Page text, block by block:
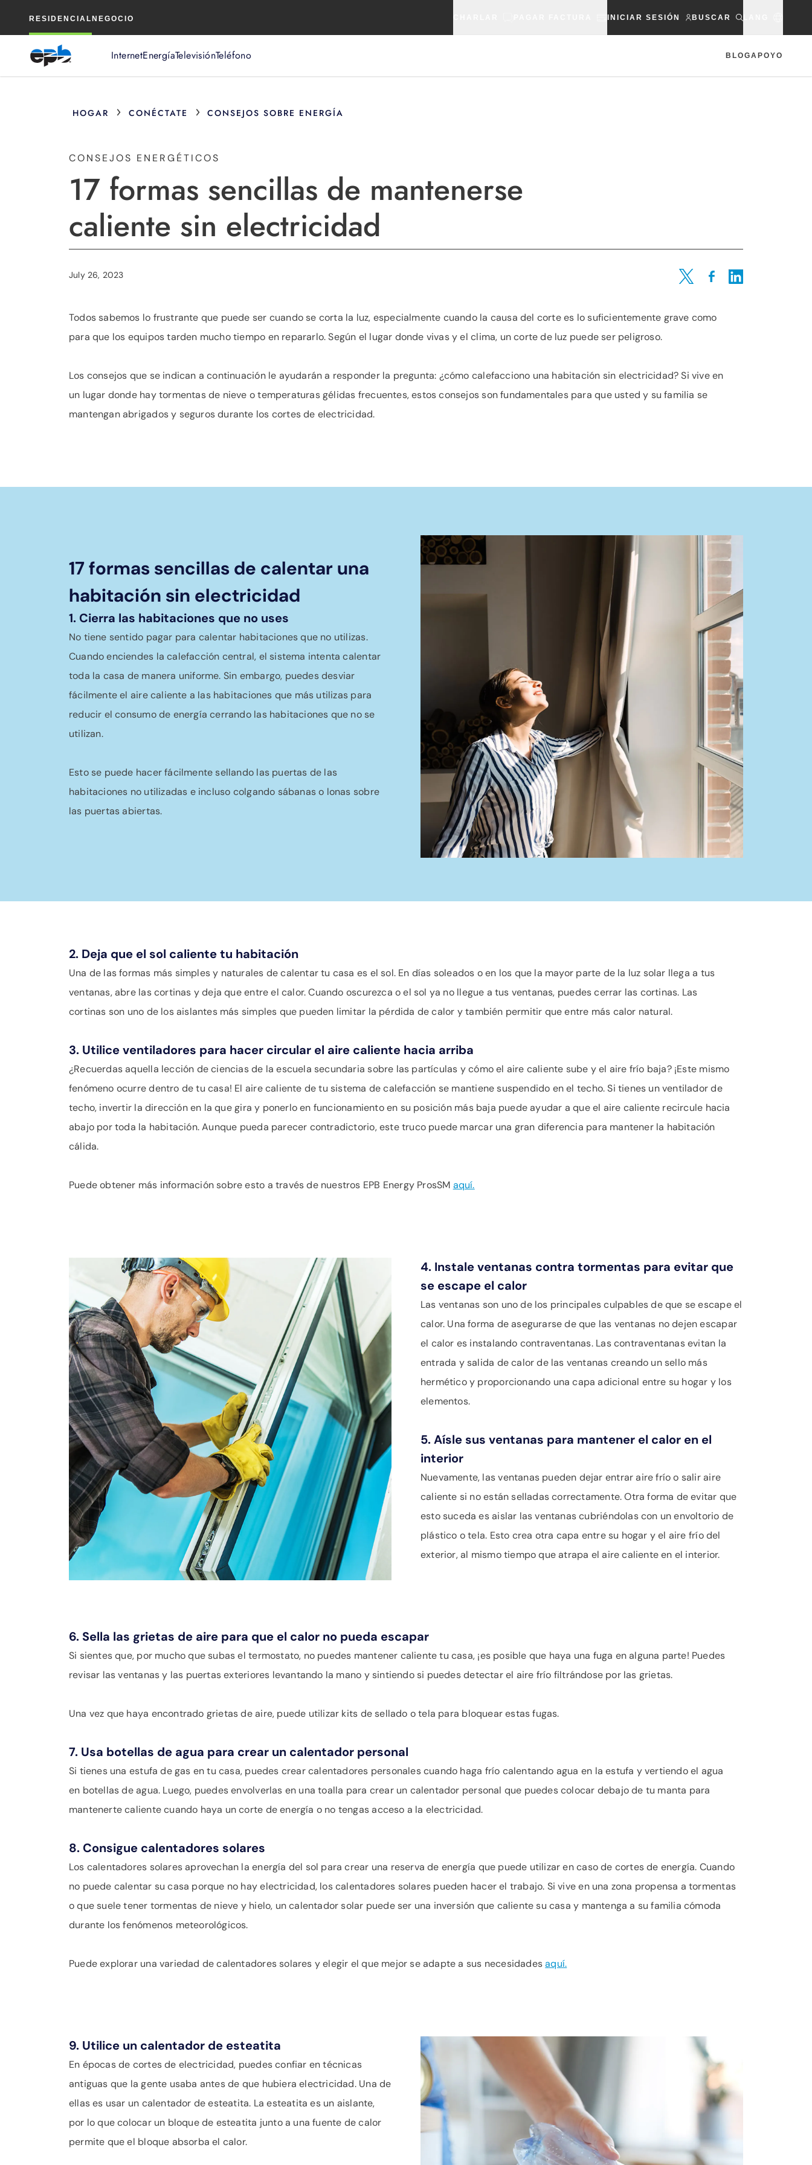
RESIDENCIAL NEGOCIO INICIAR SESIÓN BUSCAR
InternetEnergíaTelevisiónTeléfono BLOGAPOYO
principal
HOGAR › CONÉCTATE › CONSEJOS SOBRE ENERGÍA
CONSEJOS ENERGÉTICOS
17 formas sencillas de mantenerse
caliente sin electricidad
July 26, 2023 Share on Twitter
Share on Facebook
Share on LinkedIn
Todos sabemos lo frustrante que puede ser cuando se corta la luz, especialmente cuando la causa del corte es lo suficientemente grave como
para que los equipos tarden mucho tiempo en repararlo. Según el lugar donde vivas y el clima, un corte de luz puede ser peligroso.
Los consejos que se indican a continuación le ayudarán a responder la pregunta: ¿cómo calefacciono una habitación sin electricidad? Si vive en
un lugar donde hay tormentas de nieve o temperaturas gélidas frecuentes, estos consejos son fundamentales para que usted y su familia se
mantengan abrigados y seguros durante los cortes de electricidad.
17 formas sencillas de calentar una
habitación sin electricidad
1. Cierra las habitaciones que no uses
No tiene sentido pagar para calentar habitaciones que no utilizas.
Cuando enciendes la calefacción central, el sistema intenta calentar
toda la casa de manera uniforme. Sin embargo, puedes desviar
fácilmente el aire caliente a las habitaciones que más utilizas para
reducir el consumo de energía cerrando las habitaciones que no se
utilizan.
Esto se puede hacer fácilmente sellando las puertas de las
habitaciones no utilizadas e incluso colgando sábanas o lonas sobre
las puertas abiertas.
2. Deja que el sol caliente tu habitación
Una de las formas más simples y naturales de calentar tu casa es el sol. En días soleados o en los que la mayor parte de la luz solar llega a tus
ventanas, abre las cortinas y deja que entre el calor. Cuando oscurezca o el sol ya no llegue a tus ventanas, puedes cerrar las cortinas. Las
cortinas son uno de los aislantes más simples que pueden limitar la pérdida de calor y también permitir que entre más calor natural.
3. Utilice ventiladores para hacer circular el aire caliente hacia arriba
¿Recuerdas aquella lección de ciencias de la escuela secundaria sobre las partículas y cómo el aire caliente sube y el aire frío baja? ¡Este mismo
fenómeno ocurre dentro de tu casa! El aire caliente de tu sistema de calefacción se mantiene suspendido en el techo. Si tienes un ventilador de
techo, invertir la dirección en la que gira y ponerlo en funcionamiento en su posición más baja puede ayudar a que el aire caliente recircule hacia
abajo por toda la habitación. Aunque pueda parecer contradictorio, este truco puede marcar una gran diferencia para mantener la habitación
cálida.
Puede obtener más información sobre esto a través de nuestros EPB Energy ProsSM aquí.
4. Instale ventanas contra tormentas para evitar que
se escape el calor
Las ventanas son uno de los principales culpables de que se escape el
calor. Una forma de asegurarse de que las ventanas no dejen escapar
el calor es instalando contraventanas. Las contraventanas evitan la
entrada y salida de calor de las ventanas creando un sello más
hermético y proporcionando una capa adicional entre su hogar y los
elementos.
5. Aísle sus ventanas para mantener el calor en el
interior
Nuevamente, las ventanas pueden dejar entrar aire frío o salir aire
caliente si no están selladas correctamente. Otra forma de evitar que
esto suceda es aislar las ventanas cubriéndolas con un envoltorio de
plástico o tela. Esto crea otra capa entre su hogar y el aire frío del
exterior, al mismo tiempo que atrapa el aire caliente en el interior.
6. Sella las grietas de aire para que el calor no pueda escapar
Si sientes que, por mucho que subas el termostato, no puedes mantener caliente tu casa, ¡es posible que haya una fuga en alguna parte! Puedes
revisar las ventanas y las puertas exteriores levantando la mano y sintiendo si puedes detectar el aire frío filtrándose por las grietas.
Una vez que haya encontrado grietas de aire, puede utilizar kits de sellado o tela para bloquear estas fugas.
7. Usa botellas de agua para crear un calentador personal
Si tienes una estufa de gas en tu casa, puedes crear calentadores personales cuando haga frío calentando agua en la estufa y vertiendo el agua
en botellas de agua. Luego, puedes envolverlas en una toalla para crear un calentador personal que puedes colocar debajo de tu manta para
mantenerte caliente cuando haya un corte de energía o no tengas acceso a la electricidad.
8. Consigue calentadores solares
Los calentadores solares aprovechan la energía del sol para crear una reserva de energía que puede utilizar en caso de cortes de energía. Cuando
no puede calentar su casa porque no hay electricidad, los calentadores solares pueden hacer el trabajo. Si vive en una zona propensa a tormentas
o que suele tener tormentas de nieve y hielo, un calentador solar puede ser una inversión que caliente su casa y mantenga a su familia cómoda
durante los fenómenos meteorológicos.
Puede explorar una variedad de calentadores solares y elegir el que mejor se adapte a sus necesidadesaquí.
9. Utilice un calentador de esteatita
En épocas de cortes de electricidad, puedes confiar en técnicas
antiguas que la gente usaba antes de que hubiera electricidad. Una de
ellas es usar un calentador de esteatita. La esteatita es un aislante,
por lo que colocar un bloque de esteatita junto a una fuente de calor
permite que el bloque absorba el calor.